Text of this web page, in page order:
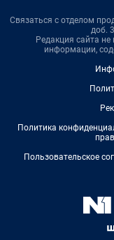
Связаться с отделом
доб.
Редакция сайта не
информации,
Политика
Пользовательское